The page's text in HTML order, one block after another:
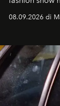
08.09.2026 di